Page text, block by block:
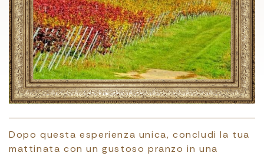
Dopo questa esperienza unica, concludi la tua
mattinata con un gustoso pranzo in una